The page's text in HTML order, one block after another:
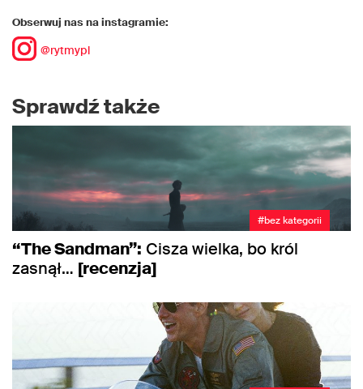
Obserwuj nas na instagramie:
@rytmypl
Sprawdź także
#bez kategorii
“The Sandman”: Cisza wielka, bo król
zasnął… [recenzja]